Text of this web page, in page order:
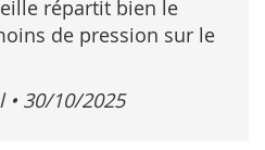
répartit bien le
de pression sur le
• 30/10/2025